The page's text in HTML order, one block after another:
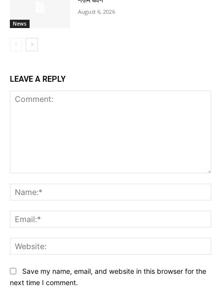
News
August 6, 2026
LEAVE A REPLY
Save my name, email, and website in this browser for the
next time I comment.